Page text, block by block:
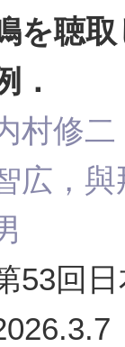
を聴
．
村修
広，
53回